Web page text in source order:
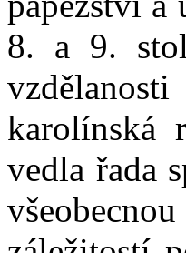
8. a 9.
karolínská
vedla řada